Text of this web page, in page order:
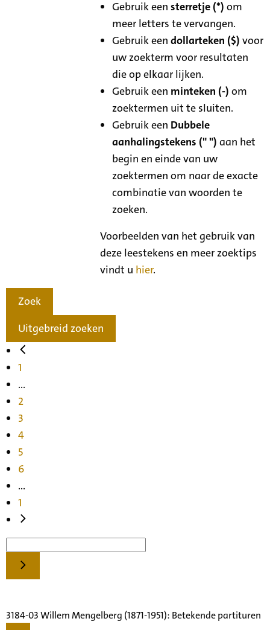
Gebruik eensterretje (*) om
meer letters te vervangen.
Gebruik eendollarteken ($) voor
uw zoekterm voor resultaten
die op elkaar lijken.
Gebruik een minteken (-) om
zoektermen uit te sluiten.
Gebruik een Dubbele
aanhalingstekens (" ") aan het
begin en einde van uw
zoektermen om naar de exacte
combinatie van woorden te
zoeken.
Voorbeelden van het gebruik van
deze leestekens en meer zoektips
vindt u hier.
Zoek
Uitgebreid zoeken
1
...
2
3
4
5
6
...
1
3184-03 Willem Mengelberg (1871-1951): Betekende partituren